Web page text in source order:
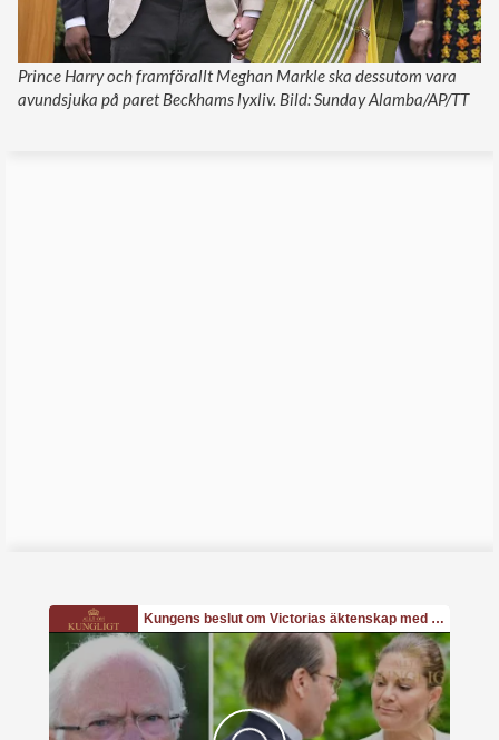
Prince Harry och framförallt Meghan Markle ska dessutom vara
avundsjuka på paret Beckhams lyxliv. Bild: Sunday Alamba/AP/TT